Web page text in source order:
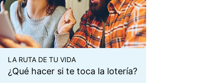
LA RUTA DE TU VIDA
¿Qué hacer si te toca la lotería?